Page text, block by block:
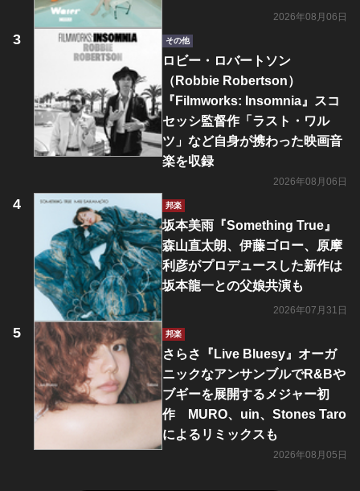
2026年08月06日
その他
ロビー・ロバートソン
（Robbie Robertson）
『Filmworks: Insomnia』スコ
セッシ監督作「ラスト・ワル
ツ」など自身が携わった映画音
楽を収録
2026年08月06日
邦楽
坂本美雨『Something True』
森山直太朗、伊藤ゴロー、原摩
利彦がプロデュースした新作は
坂本龍一との父娘共演も
2026年07月31日
邦楽
さらさ『Live Bluesy』オーガ
ニックなアンサンブルでR&Bや
ブギーを展開するメジャー初
作 MURO、uin、Stones Taro
によるリミックスも
2026年08月05日